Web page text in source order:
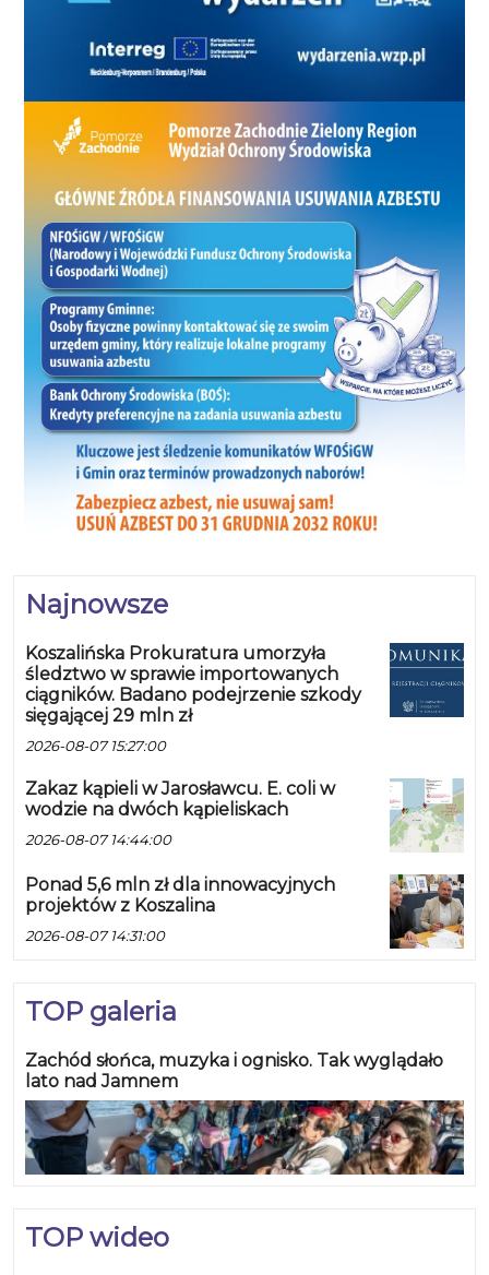
warto wyciągnąć rękę w tę
stronę. Z kolei prof. Sidełko
wskazał, że technologie
magazynowania energii rozwijają
się błyskawicznie, a przełomy
naukowe – jak nagrodzone
kryształami organiczno-
metalowymi – mogą już wkrótce
umożliwić przechowywanie
wodoru na skalę przemysłową. –
Nie wiemy, co będzie za 10 lat.
Budując koncepcję, tworzymy
system, który będzie ewoluował.
Jedyna rzecz, która nas ogranicza,
to wyobraźnia. Bądźmy odważni –
podsumował. Koszalin – miasto,
które stawia na wiatr i współpracę
Koszalin ma wszelkie atuty, by
stać się zieloną energetyczną
Energetyki Cieplnej, naukowy
potencjał Politechniki
Koszalińskiej i współpraca
miejskich spółek tworzą
zrównoważonego systemu
energetycznego. Miasto już dziś
myśli o multiźródłowym miksie
magazynach ciepła, energii ze
ścieków, wiatrakach i biometanie.
W perspektywie kolejnych lat ma
standardem, a nie luksusem.
Koszalin nie czeka na przyszłość –
on ją właśnie buduje.
Najnowsze
Koszalińska Prokuratura umorzyła
śledztwo w sprawie importowanych
ciągników. Badano podejrzenie szkody
sięgającej 29 mln zł
2026-08-07 15:27:00
Zakaz kąpieli w Jarosławcu. E. coli w
wodzie na dwóch kąpieliskach
2026-08-07 14:44:00
Ponad 5,6 mln zł dla innowacyjnych
projektów z Koszalina
2026-08-07 14:31:00
TOP galeria
Zachód słońca, muzyka i ognisko. Tak wyglądało
lato nad Jamnem
TOP wideo